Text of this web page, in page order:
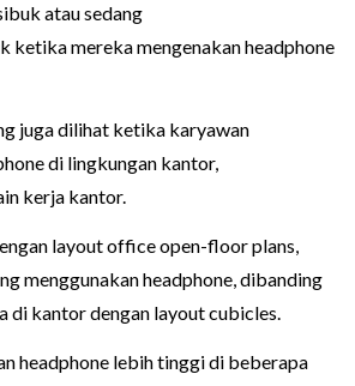
atau sedang
ketika mereka mengenakan headphone
juga dilihat ketika karyawan
di lingkungan kantor,
kerja kantor.
layout office open-floor plans,
menggunakan headphone, dibanding
di kantor dengan layout cubicles.
headphone lebih tinggi di beberapa